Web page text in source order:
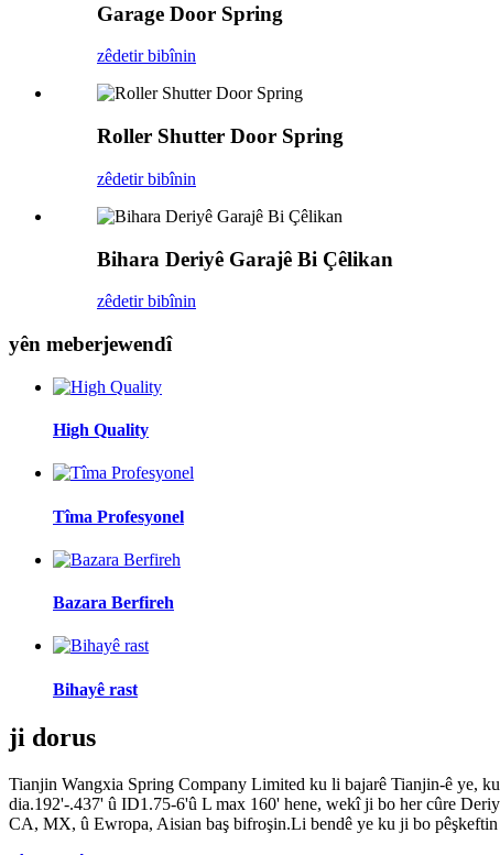
Garage Door Spring
zêdetir bibînin
Roller Shutter Door Spring
zêdetir bibînin
Bihara Deriyê Garajê Bi Çêlikan
zêdetir bibînin
yên meberjewendî
High Quality
Tîma Profesyonel
Bazara Berfireh
Bihayê rast
ji dorus
Tianjin Wangxia Spring Company Limited ku li bajarê Tianjin-ê ye,
dia.192'-.437' û ID1.75-6'û L max 160' hene, wekî ji bo her cûre
CA, MX, û Ewropa, Aisian baş bifroşin.Li bendê ye ku ji bo